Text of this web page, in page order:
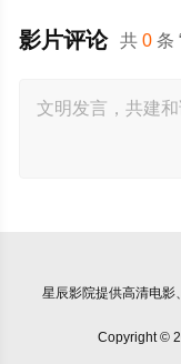
共0 条
影片评论
星辰影院提供高清电影
Copyright ©